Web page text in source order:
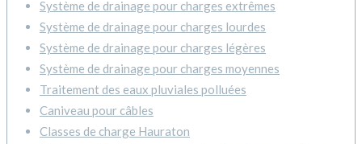
Système de drainage pour charges extrêmes
Système de drainage pour charges lourdes
Système de drainage pour charges légères
Système de drainage pour charges moyennes
Traitement des eaux pluviales polluées
Caniveau pour câbles
Classes de charge Hauraton